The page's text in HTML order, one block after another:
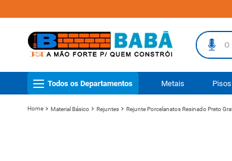
O que
Todos os Departamentos Metais
Material Básico Rejuntes Rejunte Porcelanatos Resinado Preto
1º